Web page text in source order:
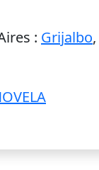
: Grijalbo,